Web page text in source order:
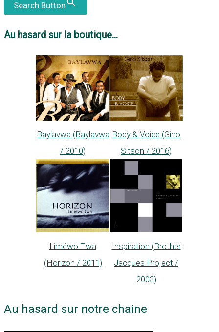
Search Button
Au hasard sur la boutique...
Baylavwa (Baylavwa
/ 2010)
Body & Voice (Gino
Sitson / 2016)
Liméwo Twa
(Horizon / 2011)
Inspiration (Brother
Jacques Project /
2003)
Au hasard sur notre chaine